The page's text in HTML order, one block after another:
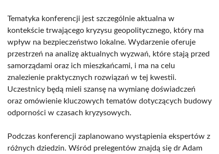
Tematyka konferencji jest szczególnie aktualna w
kontekście trwającego kryzysu geopolitycznego, który ma
wpływ na bezpieczeństwo lokalne. Wydarzenie oferuje
przestrzeń na analizę aktualnych wyzwań, które stają przed
samorządami oraz ich mieszkańcami, i ma na celu
znalezienie praktycznych rozwiązań w tej kwestii.
Uczestnicy będą mieli szansę na wymianę doświadczeń
oraz omówienie kluczowych tematów dotyczących budowy
odporności w czasach kryzysowych.
Podczas konferencji zaplanowano wystąpienia ekspertów z
różnych dziedzin. Wśród prelegentów znajdą się dr Adam